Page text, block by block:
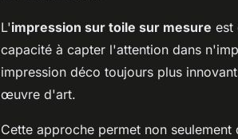
L'impression sur toile sur mesure est
capacité à capter l'attention dans
impression déco toujours plus
œuvre d'art.
Cette approche permet non